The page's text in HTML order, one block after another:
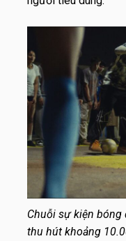
Chuỗi sự kiện bóng
thu hút khoảng